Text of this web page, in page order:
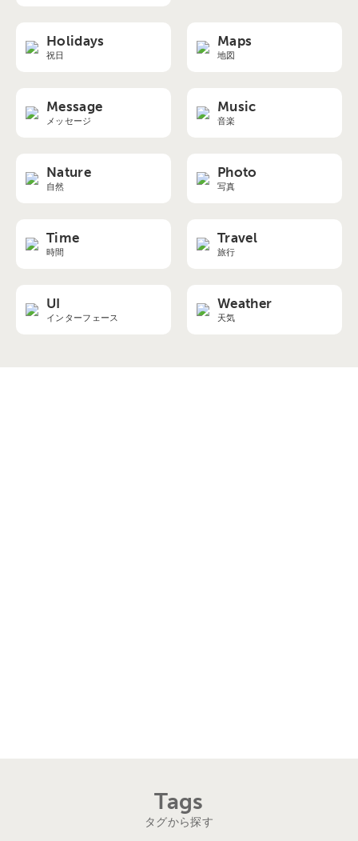
Holidays
祝日
Maps
地図
Message
メッセージ
Music
音楽
Nature
自然
Photo
写真
Time
時間
Travel
旅行
UI
インターフェース
Weather
天気
Tags
タグから探す